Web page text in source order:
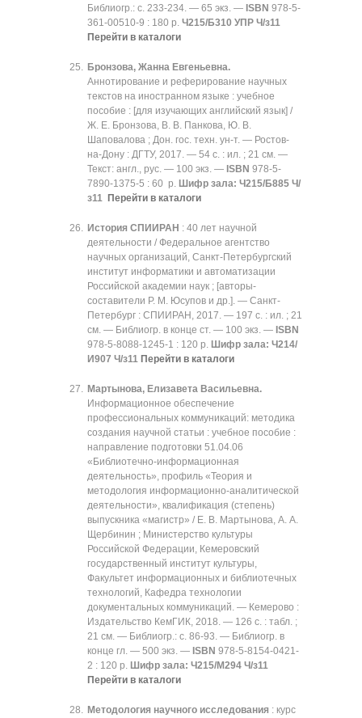
Библиогр.: с. 233-234. — 65 экз. — ISBN 978-5-
361-00510-9 : 180 р. Ч215/Б310 УПР Ч/з11
Перейти в каталоги
Бронзова, Жанна Евгеньевна.
Аннотирование и реферирование научных
текстов на иностранном языке : учебное
пособие : [для изучающих английский язык] /
Ж. Е. Бронзова, В. В. Панкова, Ю. В.
Шаповалова ; Дон. гос. техн. ун-т. — Ростов-
на-Дону : ДГТУ, 2017. — 54 с. : ил. ; 21 см. —
Текст: англ., рус. — 100 экз. — ISBN 978-5-
7890-1375-5 : 60 р. Шифр зала: Ч215/Б885 Ч/
з11 Перейти в каталоги
История СПИИРАН : 40 лет научной
деятельности / Федеральное агентство
научных организаций, Санкт-Петербургский
институт информатики и автоматизации
Российской академии наук ; [авторы-
составители Р. М. Юсупов и др.]. — Санкт-
Петербург : СПИИРАН, 2017. — 197 с. : ил. ; 21
см. — Библиогр. в конце ст. — 100 экз. — ISBN
978-5-8088-1245-1 : 120 р. Шифр зала: Ч214/
И907 Ч/з11 Перейти в каталоги
Мартынова, Елизавета Васильевна.
Информационное обеспечение
профессиональных коммуникаций: методика
создания научной статьи : учебное пособие :
направление подготовки 51.04.06
«Библиотечно-информационная
деятельность», профиль «Теория и
методология информационно-аналитической
деятельности», квалификация (степень)
выпускника «магистр» / Е. В. Мартынова, А. А.
Щербинин ; Министерство культуры
Российской Федерации, Кемеровский
государственный институт культуры,
Факультет информационных и библиотечных
технологий, Кафедра технологии
документальных коммуникаций. — Кемерово :
Издательство КемГИК, 2018. — 126 с. : табл. ;
21 см. — Библиогр.: с. 86-93. — Библиогр. в
конце гл. — 500 экз. — ISBN 978-5-8154-0421-
2 : 120 р. Шифр зала: Ч215/М294 Ч/з11
Перейти в каталоги
Методология научного исследования : курс